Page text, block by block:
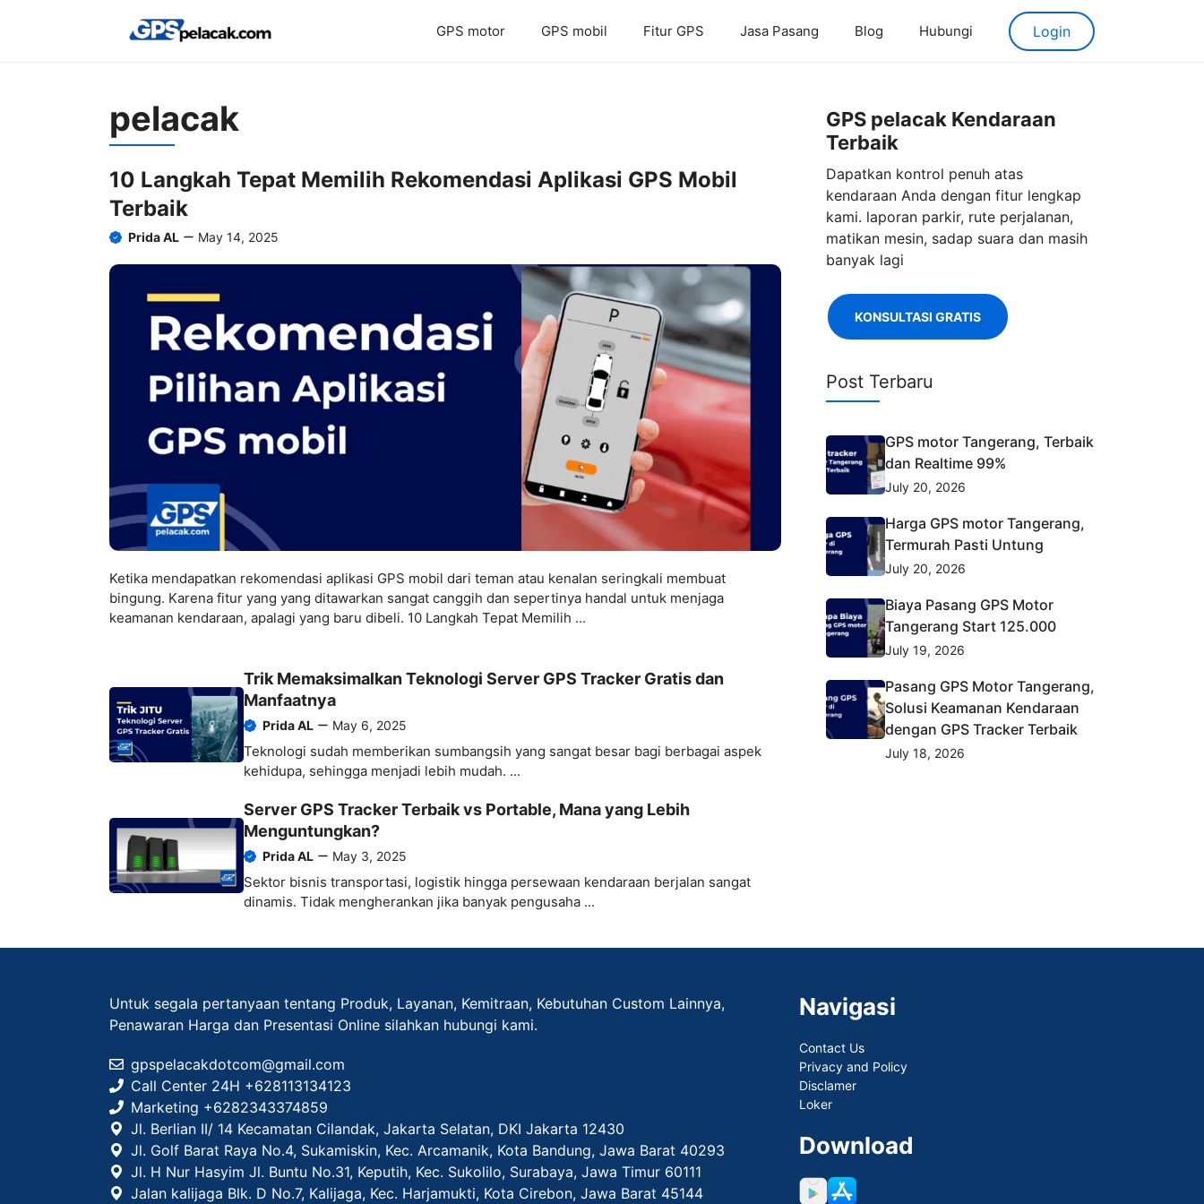
GPS motor GPS mobil Fitur GPS Jasa Pasang Blog Hubungi Login
pelacak
10 Langkah Tepat Memilih Rekomendasi Aplikasi GPS Mobil
Terbaik
Prida AL May 14, 2025
Ketika mendapatkan rekomendasi aplikasi GPS mobil dari teman atau kenalan seringkali membuat
bingung. Karena fitur yang yang ditawarkan sangat canggih dan sepertinya handal untuk menjaga
keamanan kendaraan, apalagi yang baru dibeli. 10 Langkah Tepat Memilih ...
Trik Memaksimalkan Teknologi Server GPS Tracker Gratis dan
Manfaatnya
Prida AL May 6, 2025
Teknologi sudah memberikan sumbangsih yang sangat besar bagi berbagai aspek
kehidupa, sehingga menjadi lebih mudah. ...
Server GPS Tracker Terbaik vs Portable, Mana yang Lebih
Menguntungkan?
Prida AL May 3, 2025
Sektor bisnis transportasi, logistik hingga persewaan kendaraan berjalan sangat
dinamis. Tidak mengherankan jika banyak pengusaha ...
GPS pelacak Kendaraan
Terbaik
Dapatkan kontrol penuh atas
kendaraan Anda dengan fitur lengkap
kami. laporan parkir, rute perjalanan,
matikan mesin, sadap suara dan masih
banyak lagi
KONSULTASI GRATIS
Post Terbaru
GPS motor Tangerang, Terbaik
dan Realtime 99%
July 20, 2026
Harga GPS motor Tangerang,
Termurah Pasti Untung
July 20, 2026
Biaya Pasang GPS Motor
Tangerang Start 125.000
July 19, 2026
Pasang GPS Motor Tangerang,
Solusi Keamanan Kendaraan
dengan GPS Tracker Terbaik
July 18, 2026
Untuk segala pertanyaan tentang Produk, Layanan, Kemitraan, Kebutuhan Custom Lainnya,
Penawaran Harga dan Presentasi Online silahkan hubungi kami.
gpspelacakdotcom@gmail.com
Call Center 24H +628113134123
Marketing +6282343374859
Jl. Berlian II/ 14 Kecamatan Cilandak, Jakarta Selatan, DKI Jakarta 12430
Jl. Golf Barat Raya No.4, Sukamiskin, Kec. Arcamanik, Kota Bandung, Jawa Barat 40293
Jl. H Nur Hasyim Jl. Buntu No.31, Keputih, Kec. Sukolilo, Surabaya, Jawa Timur 60111
Jalan kalijaga Blk. D No.7, Kalijaga, Kec. Harjamukti, Kota Cirebon, Jawa Barat 45144
Navigasi
Contact Us
Privacy and Policy
Disclamer
Loker
Download